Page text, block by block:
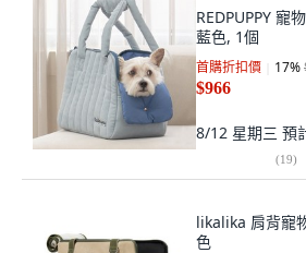
REDPUPPY 寵
藍色, 1個
首購折扣價 17%
$966
8/12 星期三 預
(19)
likalika 肩背寵
色